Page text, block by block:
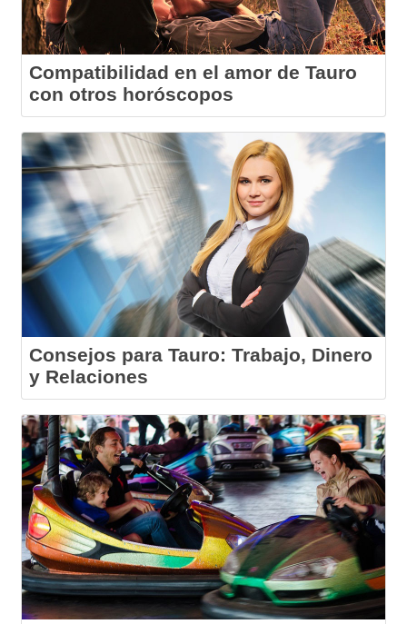
Compatibilidad en el amor de Tauro
con otros horóscopos
Consejos para Tauro: Trabajo, Dinero
y Relaciones